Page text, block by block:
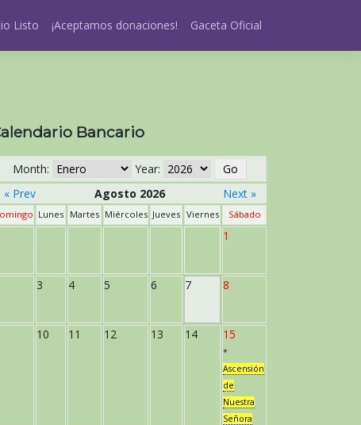
Listo ¡Aceptamos donaciones! Gaceta Oficial
Bancario
Month:
Year:
« Prev
Agosto 2026 Next »
Lunes Martes Miércoles Jueves Viernes Sábado
1
3 4 5 6 7 8
10 11 12 13 14 15
*
Ascensión
de
Nuestra
Señora